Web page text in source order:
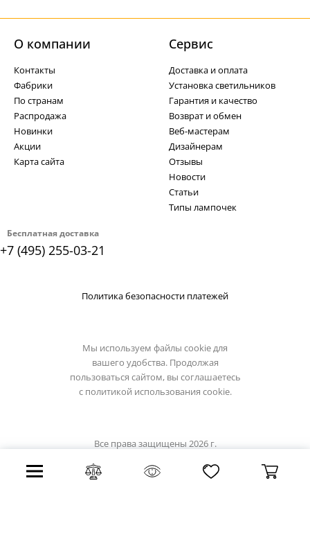
Бесплатная доставка
+7 (495) 255-03-21
О компании
Контакты
Фабрики
По странам
Распродажа
Новинки
Акции
Карта сайта
Cервис
Доставка и оплата
Установка светильников
Гарантия и качество
Возврат и обмен
Веб-мастерам
Дизайнерам
Отзывы
Новости
Статьи
Типы лампочек
Политика безопасности платежей
Мы используем файлы cookie для
вашего удобства. Продолжая
пользоваться сайтом, вы соглашаетесь
с политикой использования cookie.
Все права защищены 2026 г.